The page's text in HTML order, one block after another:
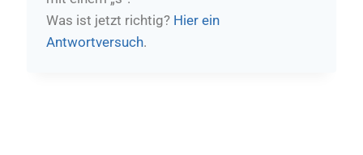
Was ist jetzt richtig? Hier ein
Antwortversuch.